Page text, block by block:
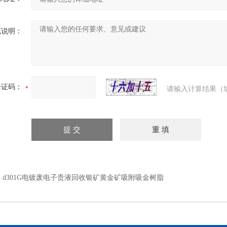
明：
码： 请输入计算结果（
d301G电镀废电子贵液回收银矿黄金矿吸附吸金树脂